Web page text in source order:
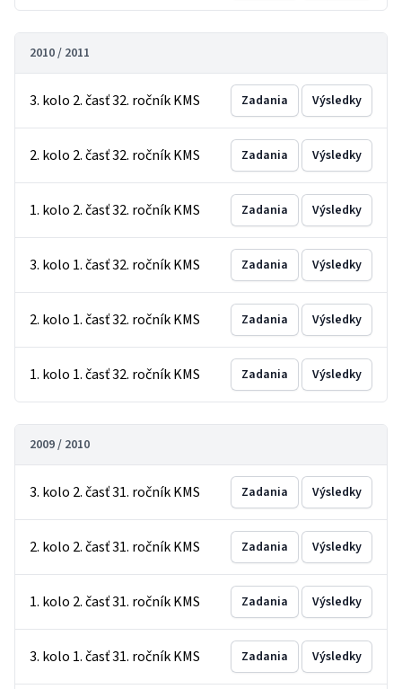
2010 / 2011
3. kolo 2. časť 32. ročník KMS Zadania Výsledky
2. kolo 2. časť 32. ročník KMS Zadania Výsledky
1. kolo 2. časť 32. ročník KMS Zadania Výsledky
3. kolo 1. časť 32. ročník KMS Zadania Výsledky
2. kolo 1. časť 32. ročník KMS Zadania Výsledky
1. kolo 1. časť 32. ročník KMS Zadania Výsledky
2009 / 2010
3. kolo 2. časť 31. ročník KMS Zadania Výsledky
2. kolo 2. časť 31. ročník KMS Zadania Výsledky
1. kolo 2. časť 31. ročník KMS Zadania Výsledky
3. kolo 1. časť 31. ročník KMS Zadania Výsledky